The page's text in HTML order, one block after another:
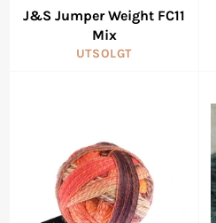
J&S Jumper Weight FC11
Mix
UTSOLGT